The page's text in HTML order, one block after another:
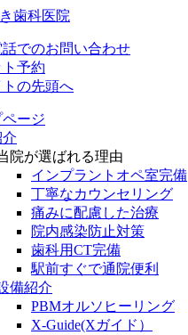
ページ
院が選ばれる理由
インプラントオペ室完備
丁寧なカウンセリング
痛みに配慮した治療
院内感染防止対策
歯科用CT完備
駅前すぐで通院便利
備紹介
PBMオルソヒーリング
X-Guide(Xガイド）